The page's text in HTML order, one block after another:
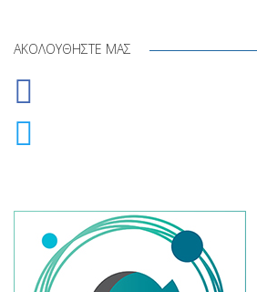
ΑΚΟΛΟΥΘΉΣΤΕ ΜΑΣ